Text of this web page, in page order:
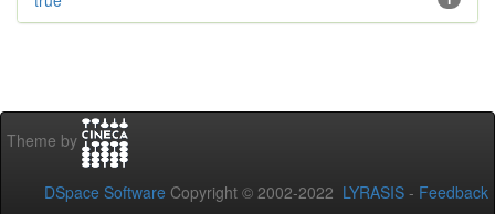
Theme by
DSpace Software Copyright © 2002-2022 LYRASIS - Feedback